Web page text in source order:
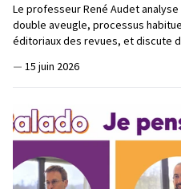
Le professeur René Audet
double aveugle, processus
éditoriaux des revues, et discute
— 15 juin 2026